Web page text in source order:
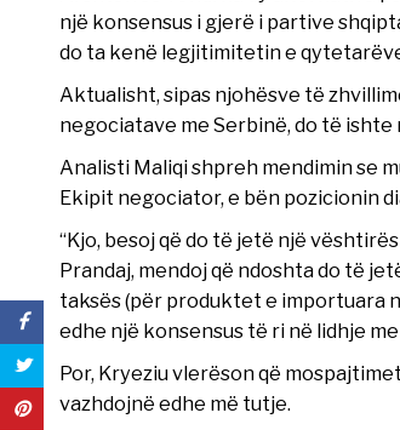
një konsensus i gjerë i partive
do ta kenë legjitimitetin e
Aktualisht, sipas njohësve të
negociatave me Serbinë, do të
Analisti Maliqi shpreh mendimin se
Ekipit negociator, e bën pozicionin
“Kjo, besoj që do të jetë një
Prandaj, mendoj që ndoshta do të
taksës (për produktet e importuara
edhe një konsensus të ri në lidhje
Por, Kryeziu vlerëson që
vazhdojnë edhe më tutje.